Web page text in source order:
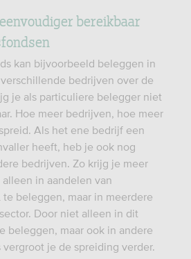
bereikbaar
kan bijvoorbeeld beleggen in
bedrijven over de
je als particuliere belegger niet
Hoe meer bedrijven, hoe meer
Als het ene bedrijf een
heeft, heb je ook nog
bedrijven. Zo krijg je meer
in aandelen van
beleggen, maar in meerdere
Door niet alleen in dit
beleggen, maar ook in andere
je de spreiding verder.